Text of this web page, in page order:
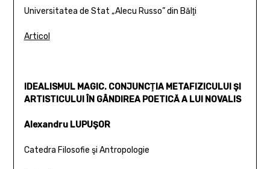
Universitatea de Stat „Alecu Russo” din Bălţi
Articol
IDEALISMUL MAGIC. CONJUNCŢIA METAFIZICULUI ŞI
ARTISTICULUI ÎN GÂNDIREA POETICĂ A LUI NOVALIS
Alexandru LUPUŞOR
Catedra Filosofie şi Antropologie